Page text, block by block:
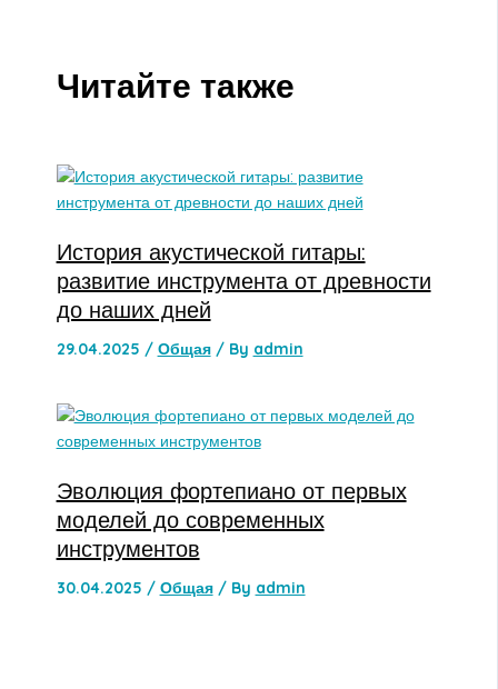
Читайте также
История акустической гитары:
развитие инструмента от древности
до наших дней
29.04.2025 / Общая/ By admin
Эволюция фортепиано от первых
моделей до современных
инструментов
30.04.2025 / Общая/ By admin